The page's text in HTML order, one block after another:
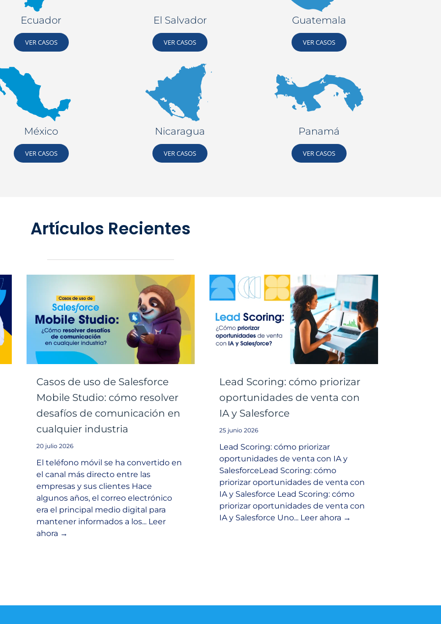
Ecuador
VER CASOS
El Salvador
VER CASOS
Guatemala
VER CASOS
México
VER CASOS
Nicaragua
VER CASOS
Panamá
VER CASOS
Artículos Recientes
Casos de uso de Salesforce
Mobile Studio: cómo resolver
desafíos de comunicación en
cualquier industria
20 julio 2026
El teléfono móvil se ha convertido en
el canal más directo entre las
empresas y sus clientes Hace
algunos años, el correo electrónico
era el principal medio digital para
mantener informados a los... Leer
ahora →
Lead Scoring: cómo priorizar
oportunidades de venta con
IA y Salesforce
25 junio 2026
Lead Scoring: cómo priorizar
oportunidades de venta con IA y
SalesforceLead Scoring: cómo
priorizar oportunidades de venta con
IA y Salesforce Lead Scoring: cómo
priorizar oportunidades de venta con
IA y Salesforce Uno... Leer ahora →